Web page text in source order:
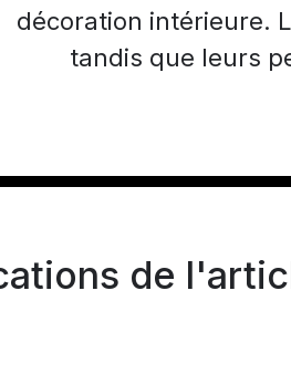
décoration intérieure.
tandis que leurs
de